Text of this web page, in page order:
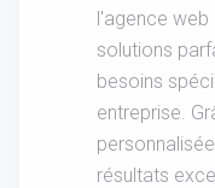
l'agence
solutions
besoins
entreprise.
résultats